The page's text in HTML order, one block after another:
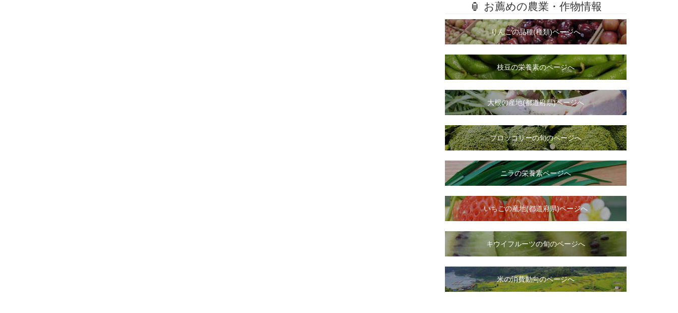
🏮 お薦めの農業・作物情報
りんごの品種(種類)ページへ
枝豆の栄養素のページへ
大根の産地(都道府県)ページへ
ブロッコリーの旬のページへ
ニラの栄養素ページへ
いちごの産地(都道府県)ページへ
キウイフルーツの旬のページへ
米の消費動向のページへ